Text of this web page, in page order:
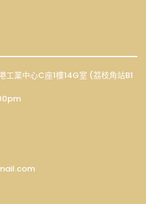
業中心C座1樓14G室 (荔枝角站B1